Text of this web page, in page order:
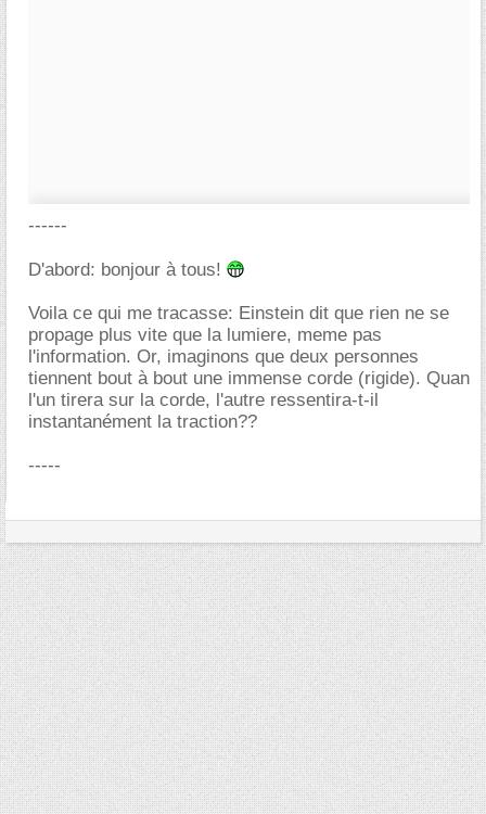
------
D'abord: bonjour à tous!
Voila ce qui me tracasse: Einstein dit que rien ne se
propage plus vite que la lumiere, meme pas
l'information. Or, imaginons que deux personnes
tiennent bout à bout une immense corde (rigide). Quan
l'un tirera sur la corde, l'autre ressentira-t-il
instantanément la traction??
-----